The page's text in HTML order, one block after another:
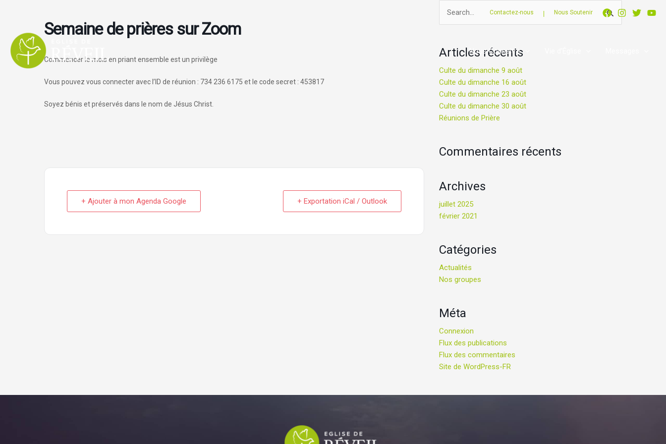
Contactez-nous Nous Soutenir
Nous Connaître
Semaine de prières sur Zoom
Commencer le mois en priant ensemble est un privilège
Vous pouvez vous connecter avec l’ID de réunion : 734 236 6175 et le code secret : 453817
Soyez bénis et préservés dans le nom de Jésus Christ.
+ Ajouter à mon Agenda Google + Exportation iCal / Outlook
Rechercher :
Articles récents
Culte du dimanche 9 août
Culte du dimanche 16 août
Culte du dimanche 23 août
Culte du dimanche 30 août
Réunions de Prière
Commentaires récents
Archives
juillet 2025
février 2021
Catégories
Actualités
Nos groupes
Méta
Connexion
Flux des publications
Flux des commentaires
Site de WordPress-FR